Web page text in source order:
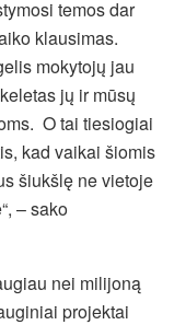
temos dar
klausimas.
mokytojų jau
jų ir mūsų
O tai tiesiogiai
kad vaikai šiomis
šiukšlę ne vietoje
– sako
nei milijoną
projektai